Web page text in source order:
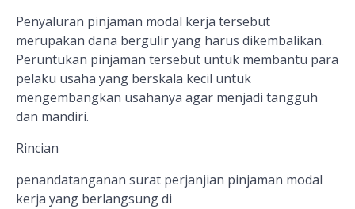
Penyaluran pinjaman modal kerja tersebut
merupakan dana bergulir yang harus dikembalikan.
Peruntukan pinjaman tersebut untuk membantu para
pelaku usaha yang berskala kecil untuk
mengembangkan usahanya agar menjadi tangguh
dan mandiri.
Rincian
penandatanganan surat perjanjian pinjaman modal
kerja yang berlangsung di